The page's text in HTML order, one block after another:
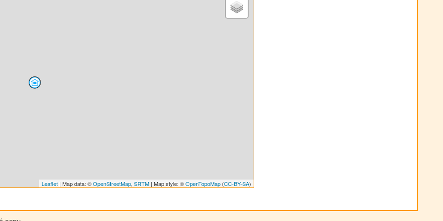
Leaflet| Map data: ©OpenStreetMap, SRTM| Map style: ©OpenTopoMap(CC-BY-SA)